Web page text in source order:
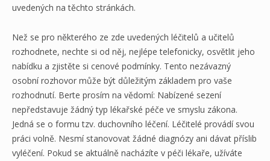
uvedených na těchto stránkách.
Než se pro některého ze zde uvedených léčitelů a učitelů
rozhodnete, nechte si od něj, nejlépe telefonicky, osvětlit jeho
nabídku a zjistěte si cenové podmínky. Tento nezávazný
osobní rozhovor může být důležitým základem pro vaše
rozhodnutí. Berte prosím na vědomí: Nabízené sezení
nepředstavuje žádný typ lékařské péče ve smyslu zákona.
Jedná se o formu tzv. duchovního léčení. Léčitelé provádí svou
práci volně. Nesmí stanovovat žádné diagnózy ani dávat příslib
vyléčení. Pokud se aktuálně nacházíte v péči lékaře, užíváte